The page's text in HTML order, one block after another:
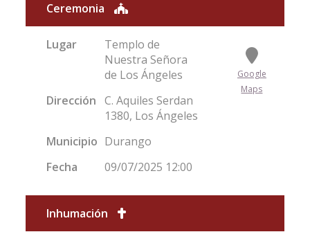
Ceremonia
Lugar
Templo de
Nuestra Señora
de Los Ángeles
Dirección C. Aquiles Serdan
1380, Los Ángeles
Municipio Durango
Fecha
09/07/2025 12:00
Google
Maps
Inhumación